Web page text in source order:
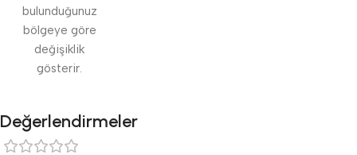
bulunduğunuz
bölgeye göre
değişiklik
gösterir.
Değerlendirmeler